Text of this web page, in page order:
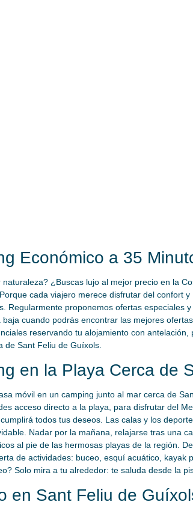
Económico a 35
naturaleza? ¿Buscas lujo al mejor precio en la
cada viajero merece disfrutar del confort
Regularmente proponemos ofertas especiales
cuando podrás encontrar las mejores
reservando tu alojamiento con
de Sant Feliu de Guíxols.
en la Playa Cerca de
móvil en un camping junto al mar cerca de
acceso directo a la playa, para disfrutar del
todos tus deseos. Las calas y los
Nadar por la mañana, relajarse tras una
al pie de las hermosas playas de la región.
de actividades: buceo, esquí acuático,
Solo mira a tu alrededor: te saluda desde la
en Sant Feliu de